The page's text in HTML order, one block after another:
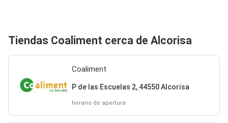
Tiendas Coaliment cerca de Alcorisa
Coaliment
P de las Escuelas 2, 44550 Alcorisa
horario de apertura